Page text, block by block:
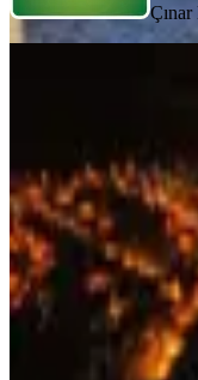
2+1·
Akkon Gayrimenkul